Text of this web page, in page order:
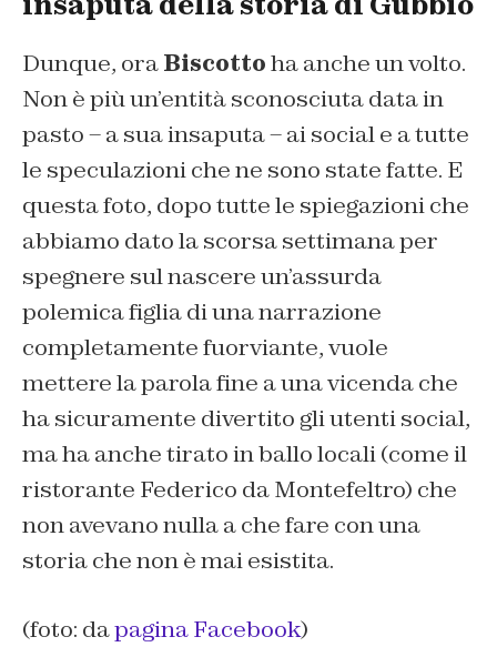
Dunque, oraBiscottoha anche un volto.
Non è più un’entità sconosciuta data in
pasto – a sua insaputa – ai social e a tutte
le speculazioni che ne sono state fatte. E
questa foto, dopo tutte le spiegazioni che
abbiamo dato la scorsa settimana per
spegnere sul nascere un’assurda
polemica figlia di una narrazione
completamente fuorviante, vuole
mettere la parola fine a una vicenda che
ha sicuramente divertito gli utenti social,
ma ha anche tirato in ballo locali (come il
ristorante Federico da Montefeltro) che
non avevano nulla a che fare con una
storia che non è mai esistita.
(foto: dapagina Facebook)